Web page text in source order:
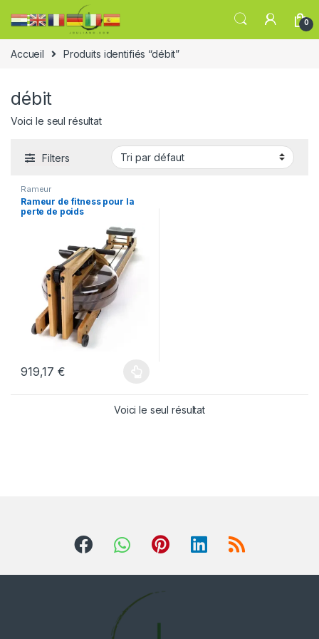
0
Accueil Produits identifiés “débit”
débit
Voici le seul résultat
Filters
Rameur
Rameur de fitness pour la
perte de poids
919,17€
Voici le seul résultat